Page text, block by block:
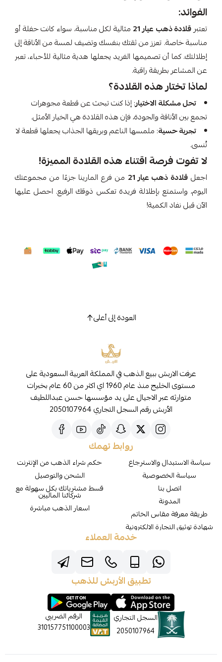
الفوائد:
تعتبرقلادة ذهب عيار 21
مثالية لكل مناسبة، سواء كانت حفلة أو
مناسبة خاصة. تعزز من ثقتك بنفسك وتضيف لمسة من الأناقة إلى
إطلالتك. كما أن تصميمها الفريد يجعلها هدية مثالية للأحباء، تعبر
عن المشاعر بطريقة راقية.
لماذا تختار هذه القلادة؟
تحل مشكلة الاختيار: إذا كنت تبحث عن قطعة مجوهرات
تجمع بين الأناقة والجودة، فإن هذه القلادة هي الخيار الأمثل.
تجربة حسية: ملمسها الناعم وبريقها الجذاب يجعلها قطعة لا
تُنسى.
لا تفوت فرصة اقتناء هذه القلادة المميزة!
اجعل قلادة ذهب عيار 21
من فرع المارينا جزءًا من مجموعتك
اليوم، واستمتع بإطلالة فريدة تعكس ذوقك الرفيع. احصل عليها
الآن قبل نفاد الكمية!
العودة إلى أعلى
عرفت الاربش ببيع الذهب في المملكة العربية السعودية على
مستوى الخليج منذ عام 1960 اي اكثر من 60 عام بخبرات
متوارثه عبر الاجيال على يد مؤسسها حسن عبداللطيف
الأربش رقم السجل التجاري 2050107964
روابط تهمك
سياسة الاستبدال والاسترجاع
سياسة الخصوصية
اتصل بنا
المدونة
طريقة معرفة مقاس الخاتم
شهادة توثيق التجارة الالكترونية
حكم شراء الذهب من الإنترنت
الشحن والتوصيل
قسط مشترياتك بكل سهولة مع
شركائنا الماليين
اسعار الذهب مباشرة
خدمة العملاء
تطبيق الأربش للذهب
السجل التجاري
2050107964
الرقم الضريبي
310157751100003